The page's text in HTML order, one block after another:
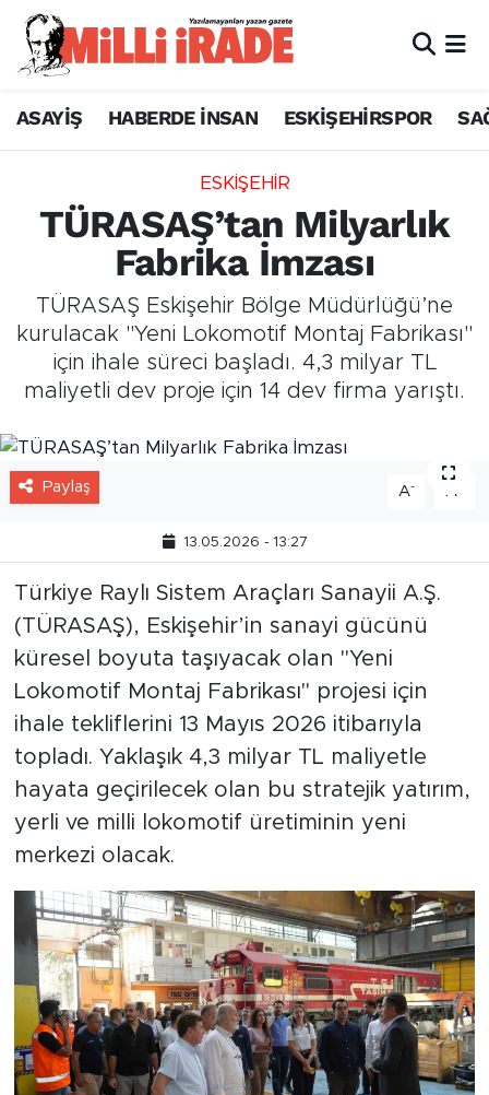
ASAYİŞ HABERDE İNSAN ESKİŞEHİRSPOR
ESKİŞEHİR
TÜRASAŞ’tan Milyarlık
Fabrika İmzası
TÜRASAŞ Eskişehir Bölge Müdürlüğü’ne
kurulacak "Yeni Lokomotif Montaj Fabrikası"
için ihale süreci başladı. 4,3 milyar TL
maliyetli dev proje için 14 dev firma yarıştı.
Paylaş A- A
13.05.2026 - 13:27
Türkiye Raylı Sistem Araçları Sanayii A.Ş.
(TÜRASAŞ), Eskişehir’in sanayi gücünü
küresel boyuta taşıyacak olan "Yeni
Lokomotif Montaj Fabrikası" projesi için
ihale tekliflerini 13 Mayıs 2026 itibarıyla
topladı. Yaklaşık 4,3 milyar TL maliyetle
hayata geçirilecek olan bu stratejik yatırım,
yerli ve milli lokomotif üretiminin yeni
merkezi olacak.